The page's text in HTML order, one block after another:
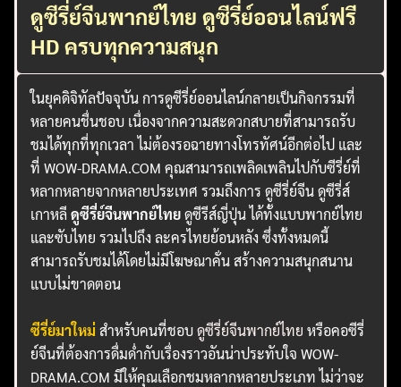
ดูซีรี่ย์จีนพากย์ไทย ดูซีรี่ย์ออนไลน์ฟรี
HD ครบทุกความสนุก
ในยุคดิจิทัลปัจจุบัน การดูซีรี่ย์ออนไลน์กลายเป็นกิจกรรมที่
หลายคนชื่นชอบ เนื่องจากความสะดวกสบายที่สามารถรับ
ชมได้ทุกที่ทุกเวลา ไม่ต้องรอฉายทางโทรทัศน์อีกต่อไป และ
ที่ WOW-DRAMA.COM คุณสามารถเพลิดเพลินไปกับซีรี่ย์ที่
หลากหลายจากหลายประเทศ รวมถึงการ ดูซีรี่ย์จีน ดูซีรี่ส์
เกาหลีดูซีรี่ย์จีนพากย์ไทยดูซีรีส์ญี่ปุ่น ได้ทั้งแบบพากย์ไทย
และซับไทย รวมไปถึง ละครไทยย้อนหลัง ซึ่งทั้งหมดนี้
สามารถรับชมได้โดยไม่มีโฆษณาคั่น สร้างความสนุกสนาน
แบบไม่ขาดตอน
ซีรี่ย์มาใหม่ สำหรับคนที่ชอบดูซีรี่ย์จีนพากย์ไทย หรือคอซีรี่
ย์จีนที่ต้องการดื่มด่ำกับเรื่องราวอันน่าประทับใจ WOW-
DRAMA.COM มีให้คุณเลือกชมหลากหลายประเภท ไม่ว่าจะ